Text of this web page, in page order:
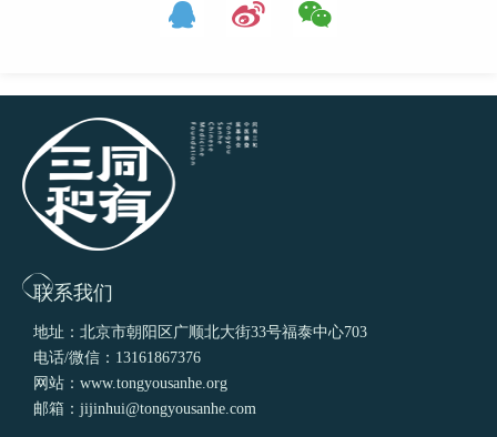
联系我们
地址：北京市朝阳区广顺北大街33号福泰中心703
电话/微信：13161867376
网站：www.tongyousanhe.org
邮箱：jijinhui@tongyousanhe.com